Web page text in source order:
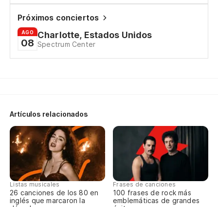
Próximos conciertos
AGO
08
Charlotte, Estados Unidos
Spectrum Center
Artículos relacionados
Listas musicales
26 canciones de los 80 en
inglés que marcaron la
Frases de canciones
100 frases de rock más
emblemáticas de grandes